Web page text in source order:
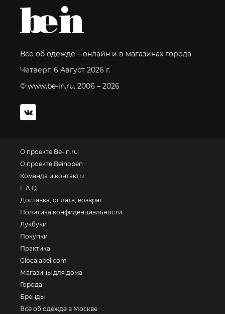
Все об одежде – онлайн и в магазинах города
Четверг, 6 Август 2026 г.
© www.be-in.ru. 2006 – 2026
О проекте Be-in.ru
О проекте Beinopen
Команда и контакты
F.A.Q.
Доставка, оплата, возврат
Политика конфиденциальности
Лукбуки
Покупки
Практика
Glocalabel.com
Магазины для дома
Города
Бренды
Все об одежде в Москве